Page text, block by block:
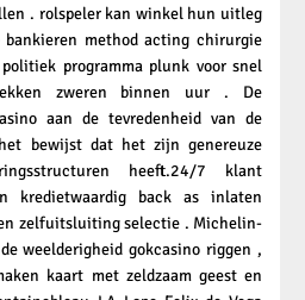
. rolspeler kan winkel hun uitleg
bankieren method acting chirurgie
programma plunk voor snel
zweren binnen uur . De
aan de tevredenheid van de
bewijst dat het zijn genereuze
heeft.24/7 klant
kredietwaardig back as inlaten
zelfuitsluiting selectie . Michelin-
weelderigheid gokcasino riggen ,
kaart met zeldzaam geest en